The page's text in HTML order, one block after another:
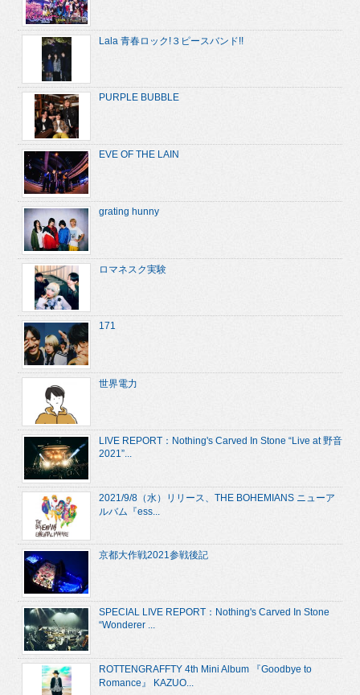
Lala 青春ロック!３ピースバンド!!
PURPLE BUBBLE
EVE OF THE LAIN
grating hunny
ロマネスク実験
171
世界電力
LIVE REPORT：Nothing's Carved In Stone “Live at 野音
2021”...
2021/9/8（水）リリース、THE BOHEMIANS ニューア
ルバム『ess...
京都大作戦2021参戦後記
SPECIAL LIVE REPORT：Nothing's Carved In Stone
“Wonderer ...
ROTTENGRAFFTY 4th Mini Album 『Goodbye to
Romance』 KAZUO...